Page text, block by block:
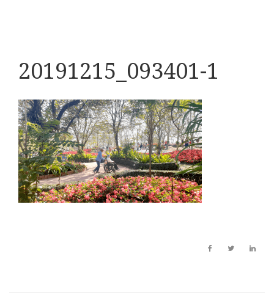
20191215_093401-1